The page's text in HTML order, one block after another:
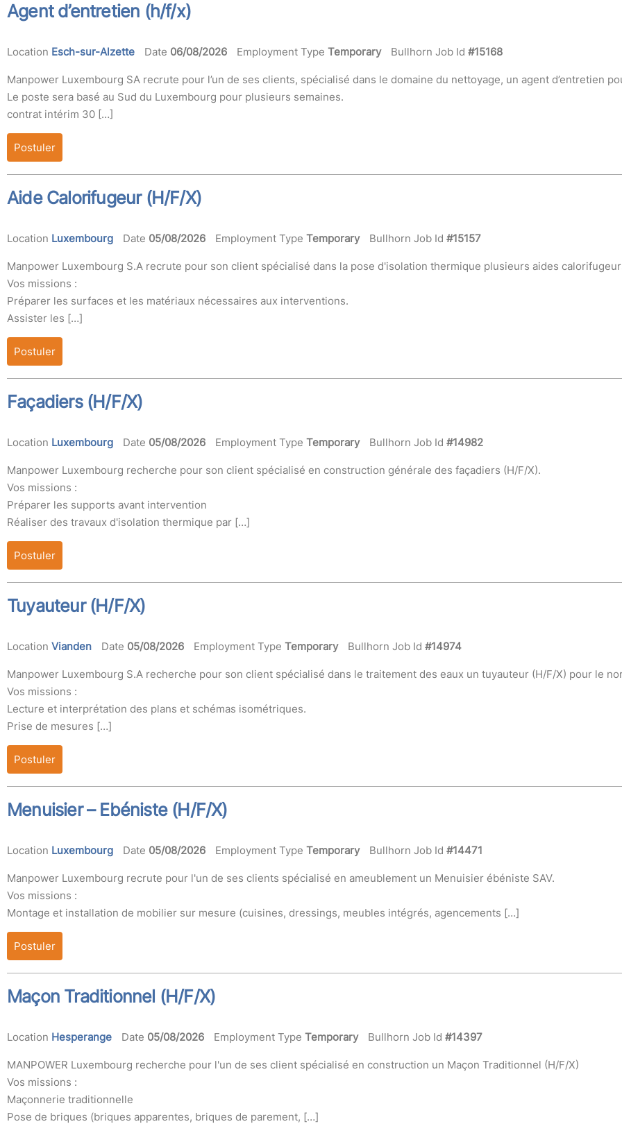
Agent d’entretien (h/f/x)
Location Esch-sur-Alzette Date 06/08/2026 Employment Type Temporary Bullhorn Job Id #15168
Manpower Luxembourg SA recrute pour l’un de ses clients, spécialisé dans le domaine du nettoyage, un agent d’entretien
Le poste sera basé au Sud du Luxembourg pour plusieurs semaines.
contrat intérim 30 […]
Postuler
Aide Calorifugeur (H/F/X)
Location Luxembourg Date 05/08/2026 Employment Type Temporary Bullhorn Job Id #15157
Manpower Luxembourg S.A recrute pour son client spécialisé dans la pose d'isolation thermique plusieurs aides
Vos missions :
Préparer les surfaces et les matériaux nécessaires aux interventions.
Assister les […]
Postuler
Façadiers (H/F/X)
Location Luxembourg Date 05/08/2026 Employment Type Temporary Bullhorn Job Id #14982
Manpower Luxembourg recherche pour son client spécialisé en construction générale des façadiers (H/F/X).
Vos missions :
Préparer les supports avant intervention
Réaliser des travaux d'isolation thermique par […]
Postuler
Tuyauteur (H/F/X)
Location Vianden Date 05/08/2026 Employment Type Temporary Bullhorn Job Id #14974
Manpower Luxembourg S.A recherche pour son client spécialisé dans le traitement des eaux un tuyauteur (H/F/X) pour le
Vos missions :
Lecture et interprétation des plans et schémas isométriques.
Prise de mesures […]
Postuler
Menuisier – Ebéniste (H/F/X)
Location Luxembourg Date 05/08/2026 Employment Type Temporary Bullhorn Job Id #14471
Manpower Luxembourg recrute pour l'un de ses clients spécialisé en ameublement un Menuisier ébéniste SAV.
Vos missions :
Montage et installation de mobilier sur mesure (cuisines, dressings, meubles intégrés, agencements […]
Postuler
Maçon Traditionnel (H/F/X)
Location Hesperange Date 05/08/2026 Employment Type Temporary Bullhorn Job Id #14397
MANPOWER Luxembourg recherche pour l'un de ses client spécialisé en construction un Maçon Traditionnel (H/F/X)
Vos missions :
Maçonnerie traditionnelle
Pose de briques (briques apparentes, briques de parement, […]